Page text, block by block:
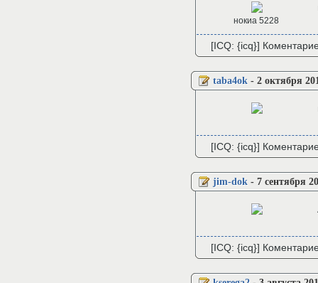
нокиа 5228
[ICQ: {icq}]
taba4ok - 2 октября
[ICQ: {icq}]
jim-dok - 7 сентября
[ICQ: {icq}]